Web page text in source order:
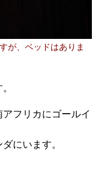
が、ベッドはありま
フリカにゴールイ
にいます。